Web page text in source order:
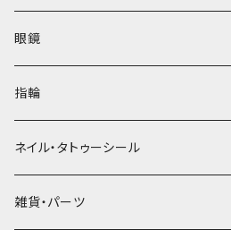
眼鏡
指輪
ネイル・タトゥーシール
雑貨・パーツ